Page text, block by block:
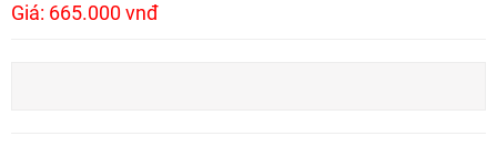
Giá: 665.000 vnđ